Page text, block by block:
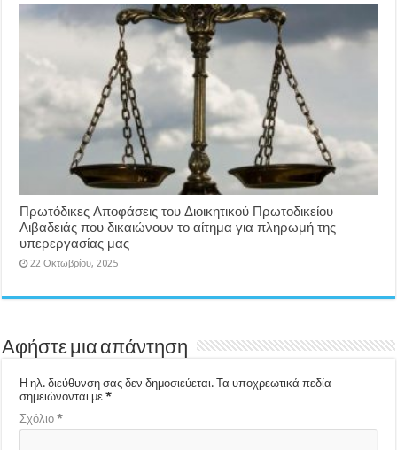
Πρωτόδικες Αποφάσεις του Διοικητικού Πρωτοδικείου
Λιβαδειάς που δικαιώνουν το αίτημα για πληρωμή της
υπερεργασίας μας
22 Οκτωβρίου, 2025
Αφήστε μια απάντηση
Η ηλ. διεύθυνση σας δεν δημοσιεύεται. Τα υποχρεωτικά πεδία
σημειώνονται με*
Σχόλιο*